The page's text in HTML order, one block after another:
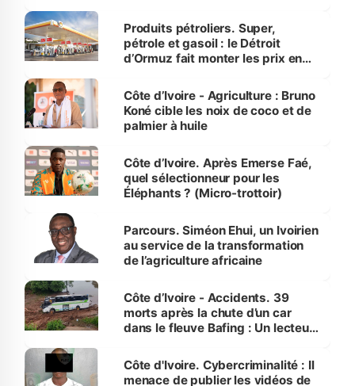
menacées
Produits pétroliers. Super,
pétrole et gasoil : le Détroit
d’Ormuz fait monter les prix en
Côte d’Ivoire - Agriculture : Bruno
Koné cible les noix de coco et de
palmier à huile
Côte d’Ivoire. Après Emerse Faé,
quel sélectionneur pour les
Éléphants ? (Micro-trottoir)
Parcours. Siméon Ehui, un Ivoirien
au service de la transformation
de l’agriculture africaine
Côte d’Ivoire - Accidents. 39
morts après la chute d’un car
dans le fleuve Bafing : Un lecteur
des Transports
Côte d'Ivoire. Cybercriminalité : Il
menace de publier les vidéos de